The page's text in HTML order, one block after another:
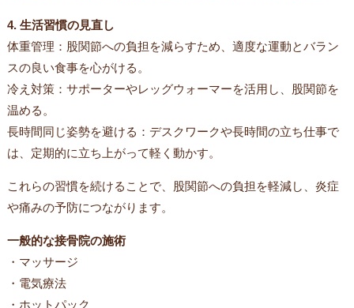
4. 生活習慣の見直し
体重管理：股関節への負担を減らすため、適度な運動とバラン
スの良い食事を心がける。
冷え対策：サポーターやレッグウォーマーを活用し、股関節を
温める。
長時間同じ姿勢を避ける：デスクワークや長時間の立ち仕事で
は、定期的に立ち上がって軽く動かす。
これらの習慣を続けることで、股関節への負担を軽減し、炎症
や痛みの予防につながります。
一般的な接骨院の施術
・マッサージ
・電気療法
・ホットパック